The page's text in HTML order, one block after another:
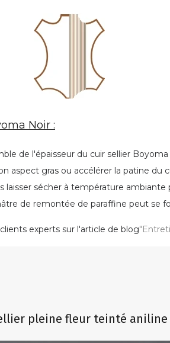
Noir :
de l'épaisseur du cuir sellier
gras ou accélérer la patine du
sécher à température
de remontée de paraffine peut se
experts sur l'article de blog
pleine fleur teinté aniline